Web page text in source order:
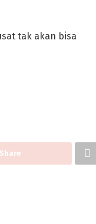
tak akan bisa
Share